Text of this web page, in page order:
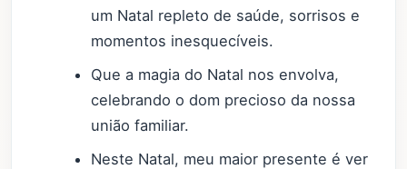
um Natal repleto de saúde, sorrisos e
momentos inesquecíveis.
Que a magia do Natal nos envolva,
celebrando o dom precioso da nossa
união familiar.
Neste Natal, meu maior presente é ver